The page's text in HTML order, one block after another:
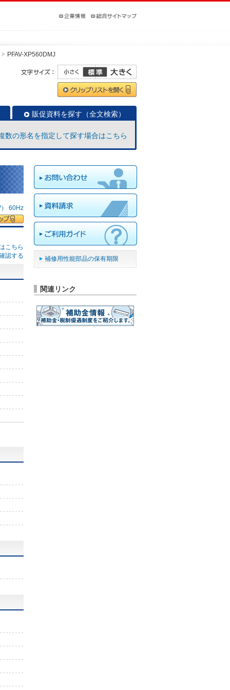
PFAV-XP560DMJ
販促資料を探す（全文検索）
数の形名を指定して探す場合はこちら
60Hz
こちら
認する
補修用性能部品の保有期限
関連リンク